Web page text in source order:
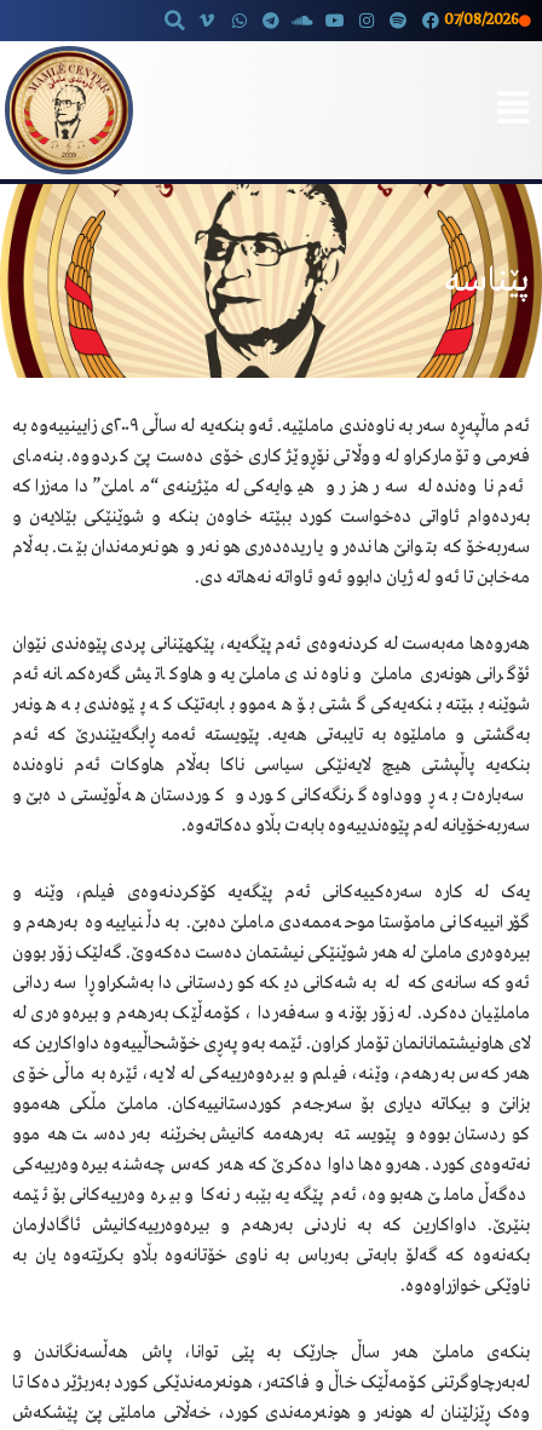
07/08/2026
پێناسە
ئەم ماڵپەڕە سەر بە ناوەندی ماملێیە. ئەو بنکەیە لە ساڵی ٢٠٠٩ی زایینییەوە بە
فەرمی و تۆمارکراو لە ووڵاتی نۆڕوێژ کاری خۆی دەست پێ کردووە. بنەمای
ئەم ناوەندە لە سەر هزر و هیوایەکی لەمێژینەی “ماملێ” دامەزرا کە
بەردەوام ئاواتی دەخواست کورد ببێتە خاوەن بنکە و شوێنێکی بێلایەن و
سەربەخۆ کە بتوانێ هاندەر و یاریدەدەری هونەر و هونەرمەندان بێت. بەڵام
مەخابن تا ئەو لە ژیان دابوو ئەو ئاواتە نەهاتە دی.
هەروەها مەبەست لە کردنەوەی ئەم پێگەیە، پێکهێنانی پردی پێوەندی نێوان
ئۆگرانی هونەری ماملێ و ناوەندی ماملێ‌یە و هاوکاتیش گەرەکمانە ئەم
شوێنە ببێتە بنکەیەکی گشتی بۆ هەموو بابەتێک کە پێوەندی بە هونه‌ر
به‌گشتی و ماملێوە به ‌تایبه‌تی هەیە. پێویستە ئەمە ڕابگەیێندرێ کە ئەم
بنکەیە پاڵپشتی هیچ لایەنێکی سیاسی ناکا بەڵام هاوکات ئەم ناوەندە
سەبارەت بە ڕووداوە گرنگەکانی کورد و کوردستان هەڵوێستی دەبێ و
سەربەخۆیانە لەم پێوەندییەوە بابەت بڵاو دەکاتەوە.
یەک لە کارە سەرەکییەکانی ئەم پێگەیە کۆکردنەوەی فیلم، وێنە و
گۆرانییەکانی مامۆستا موحەممەدی ماملێ دەبێ. بە دڵنیاییەوە بەرهەم و
بیرەوەری ماملێ لە هەر شوێنێکی نیشتمان دەست دەکەوێ. گەلێک زۆر بوون
ئەو کەسانەی کە لە بەشەکانی دیکە کوردستانی دابەشکراو ڕا سەردانی
ماملێیان دەکرد. لە زۆر بۆنە و سەفەردا ، کۆمه‌ڵێک بەرهەم و بیرەوەری لە
لای هاونیشتمانانمان تۆمار کراون. ئێمە بەو پەڕی خۆشحاڵییەوە داواکارین کە
هەر کەس بەرهەم، وێنە، فیلم و بیرەوەرییەکی لە لایە، ئێرە بە ماڵی خۆی
بزانێ و بیکاتە دیاری بۆ سەرجەم کوردستانییەکان. ماملێ مڵکی هەموو
کوردستان بووە و پێویستە بەرهەمەکانیش بخرێنە بەر دەست هەموو
نەتەوەی کورد. هەروەها داوا دەکرێ کە هەر کەس چەشنە بیرەوەرییەکی
دەگەڵ ماملێ هەبووە، ئەم پێگەیە بێبەر نەکا و بیرەوەرییەکانی بۆ ئێمە
بنێرێ. داواکارین کە بە ناردنی بەرهەم و بیرەوەرییەکانیش ئاگادارمان
بکەنەوە کە گەلۆ بابەتی بەرباس بە ناوی خۆتانەوە بڵاو بکرێتەوە یان بە
ناوێکی خوازراوەوە.
بنکەی ماملێ هەر ساڵ جارێک بە پێی توانا، پاش هەڵسەنگاندن و
لەبەرچاوگرتنی کۆمەڵێک خاڵ و فاکتەر، هونەرمەندێکی کورد بەربژێر دەکا تا
وەک ڕێزلێنان لە هونەر و هونەرمەندی کورد، خەڵاتی ماملێی پێ پێشکەش